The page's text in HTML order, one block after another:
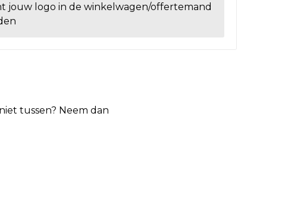
jouw logo in de winkelwagen/offertemand
tussen? Neem dan